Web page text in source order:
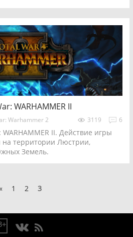
WARHAMMER II
Warhammer 2 6
3119
II. Действие игры
на территории Люстрии,
Земель.
1 2 3